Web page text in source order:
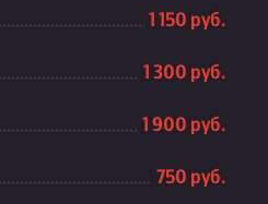
1 150 руб.
1 300 руб.
1 900 руб.
750 руб.